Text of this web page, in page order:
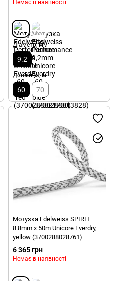
Немає в наявності
Діаметр, мм
9.2
Довжина, м
60 70
Мотузка Edelweiss SPIRIT
8.8mm x 50m Unicore Everdry,
yellow (3700288028761)
6 365 грн
Немає в наявності